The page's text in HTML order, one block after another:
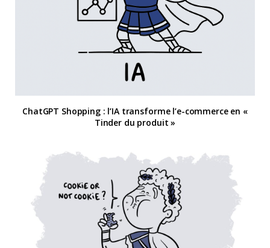
ChatGPT Shopping : l’IA transforme l’e-commerce en «
Tinder du produit »